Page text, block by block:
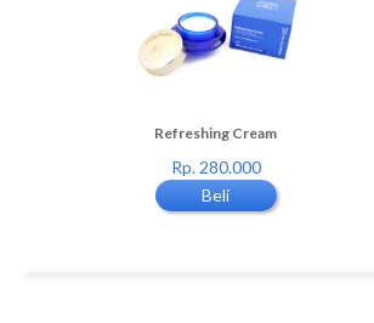
Refreshing Cream
Rp. 280.000
Beli